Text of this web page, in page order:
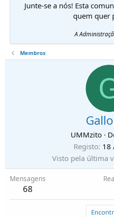
Junte-se a nós! Esta
quem quer
A
Membros
UMMzito ·
Registo 18
Visto pela última
Mensagens
68